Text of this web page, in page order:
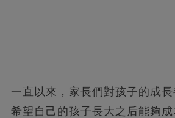
一直以來，家長們對孩子的成
希望自己的孩子長大之后能夠